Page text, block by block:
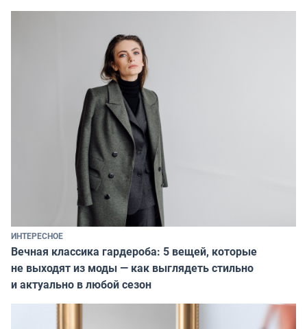
ИНТЕРЕСНОЕ
Вечная классика гардероба: 5 вещей, которые
не выходят из моды — как выглядеть стильно
и актуально в любой сезон